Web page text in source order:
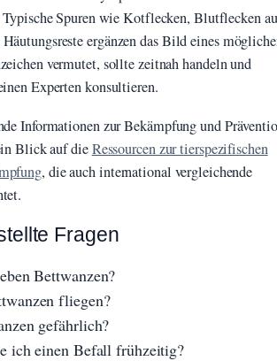
Spuren wie Kotflecken, Blutflecken
ergänzen das Bild eines
vermutet, sollte zeitnah handeln und
Experten konsultieren.
Informationen zur Bekämpfung und
Blick auf dieRessourcen zur tierspezifischen
, die auch international vergleichende
Fragen
Bettwanzen?
fliegen?
gefährlich?
ich einen Befall frühzeitig?